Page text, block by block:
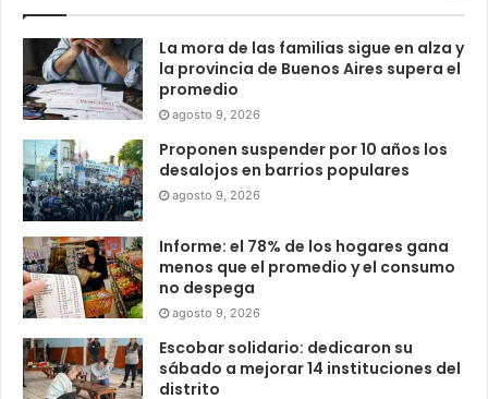
La mora de las familias sigue en alza y
la provincia de Buenos Aires supera el
promedio
agosto 9, 2026
Proponen suspender por 10 años los
desalojos en barrios populares
agosto 9, 2026
Informe: el 78% de los hogares gana
menos que el promedio y el consumo
no despega
agosto 9, 2026
Escobar solidario: dedicaron su
sábado a mejorar 14 instituciones del
distrito